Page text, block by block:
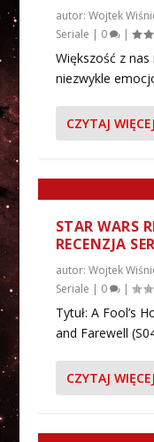
autor: Wojtek
Seriale | 0 |
Większość z nas
niezwykle
CZYTAJ WIĘCEJ
STAR WARS
RECENZJA
autor: Wojtek
Seriale | 0 |
Tytuł: A Fool’s
and Farewell
CZYTAJ WIĘCEJ